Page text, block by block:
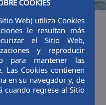
COOKIES
Web) utiliza Cookies
le resultan más
el Sitio Web,
y reproducir
para mantener las
Las Cookies contienen
en su navegador y, de
cuando regrese al Sitio
de acción